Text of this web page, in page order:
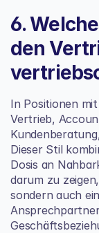
6.
den
In Positionen
Vertrieb,
Dieser Stil
Dosis an
darum zu
sondern auch